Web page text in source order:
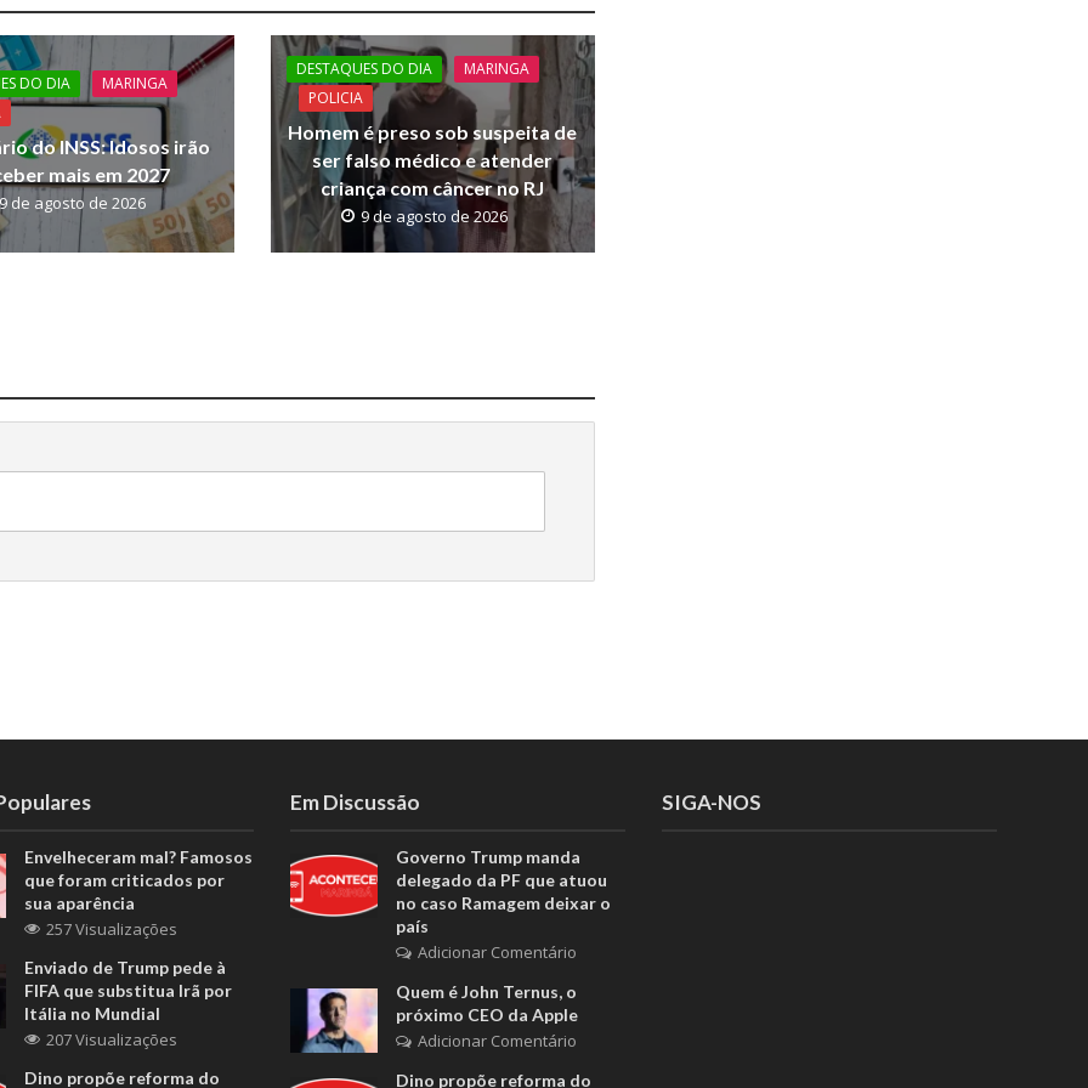
DO DIA
MARINGA
do INSS: Idosos irão
mais em 2027
9 de agosto de 2026
DESTAQUES DO DIA
MARINGA
POLICIA
Homem é preso sob suspeita de
ser falso médico e atender
criança com câncer no RJ
9 de agosto de 2026
Envelheceram mal? Famosos
que foram criticados por
sua aparência
257 Visualizações
Enviado de Trump pede à
FIFA que substitua Irã por
Itália no Mundial
207 Visualizações
Dino propõe reforma do
Em Discussão
Governo Trump manda
delegado da PF que atuou
no caso Ramagem deixar o
país
Adicionar Comentário
Quem é John Ternus, o
próximo CEO da Apple
Adicionar Comentário
Dino propõe reforma do
SIGA-NOS